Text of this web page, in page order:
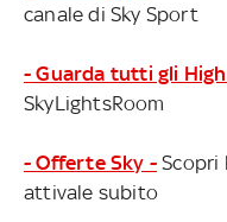
canale di Sky Sport
- Guarda tutti gli
SkyLightsRoom
- Offerte Sky - Scopri
attivale subito